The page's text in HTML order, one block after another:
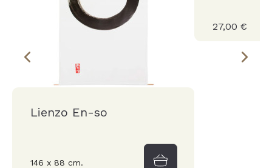
Lienzo En-so
146 x 88 cm.
27,00 €